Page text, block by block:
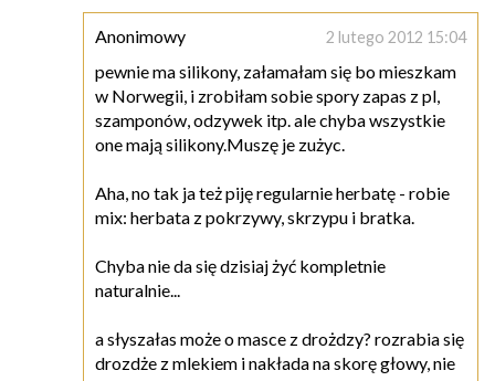
Anonimowy 2 lutego 2012 15:04
pewnie ma silikony, załamałam się bo mieszkam
w Norwegii, i zrobiłam sobie spory zapas z pl,
szamponów, odzywek itp. ale chyba wszystkie
one mają silikony.Muszę je zużyc.
Aha, no tak ja też piję regularnie herbatę - robie
mix: herbata z pokrzywy, skrzypu i bratka.
Chyba nie da się dzisiaj żyć kompletnie
naturalnie...
a słyszałas może o masce z drożdzy? rozrabia się
drozdże z mlekiem i nakłada na skorę głowy, nie